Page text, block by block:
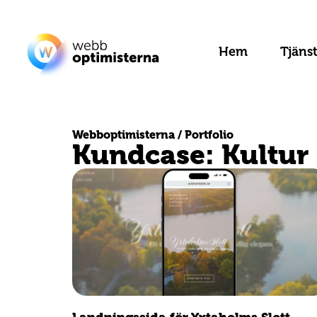
Hem
Webboptimisterna / Portfolio
Kundcase: Kultur